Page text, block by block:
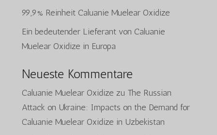
99,9% Reinheit Caluanie Muelear Oxidize
Ein bedeutender Lieferant von Caluanie
Muelear Oxidize in Europa
Neueste Kommentare
Caluanie Muelear Oxidize zu The Russian
Attack on Ukraine: Impacts on the Demand for
Caluanie Muelear Oxidize in Uzbekistan